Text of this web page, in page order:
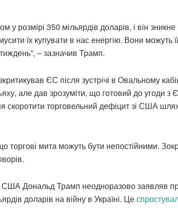
у розмірі 350 мільярдів доларів, і він
їх купувати в нас енергію. Вони можуть
– зазначив Трамп.
ЄС після зустрічі в Овальному
але дав зрозуміти, що готовий до угоди
скоротити торговельний дефіцит зі США
мита можуть бути непостійними.
Дональд Трамп неодноразово заявляв
доларів на війну в Україні. Це